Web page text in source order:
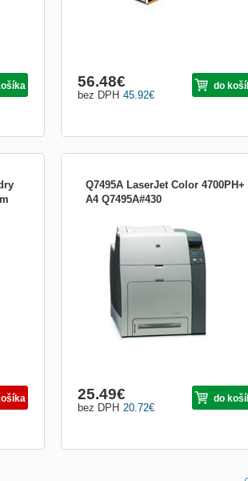
45.92€
bez DPH
56.48€ do
Q7495A LaserJet Color 4700PH+
A4 Q7495A#430
Barevná laserová tiskárna formátu A4 pro
produktivní pracovní skupinu.
Jednoprůchodová technologie tisku.
Rychlost tisku: až 30 str./min černá/barva,
až 3 str./min transparentní média barevně.
První stránka do 10 sekund ve statutu
Ready. Standardní pam...
20.72€
bez DPH
25.49€ do